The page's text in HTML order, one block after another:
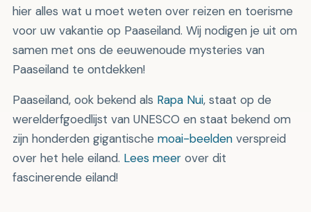
hier alles wat u moet weten over reizen en toerisme
voor uw vakantie op Paaseiland. Wij nodigen je uit om
samen met ons de eeuwenoude mysteries van
Paaseiland te ontdekken!
Paaseiland, ook bekend als Rapa Nui, staat op de
werelderfgoedlijst van UNESCO en staat bekend om
zijn honderden gigantische moai-beeldenverspreid
over het hele eiland. Lees meerover dit
fascinerende eiland!